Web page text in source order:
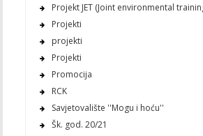
Projekt JET (Joint environmental
Projekti
projekti
Projekti
Promocija
RCK
Savjetovalište ''Mogu i hoću''
Šk. god. 20/21